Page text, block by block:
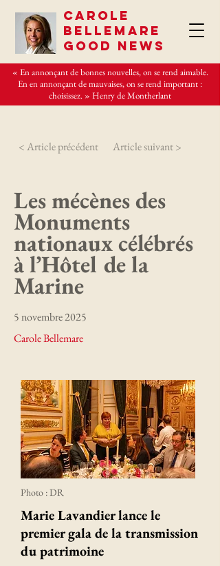
CAROLE
BELLEMARE
GOOD NEWS
« En annonçant de bonnes nouvelles, on se rend aimable.
En en annonçant de mauvaises, on se rend important :
choisissez. » Henry de Montherlant
Article suivant >
< Article précédent
Les mécènes des
Monuments
nationaux célébrés
à l’Hôtel de la
Marine
5 novembre 2025
Carole Bellemare
Photo : DR
Marie Lavandier lance le
premier gala de la transmission
du patrimoine